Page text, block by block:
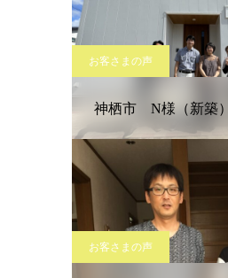
お客さまの声
神栖市 N様（新築）
お客さまの声